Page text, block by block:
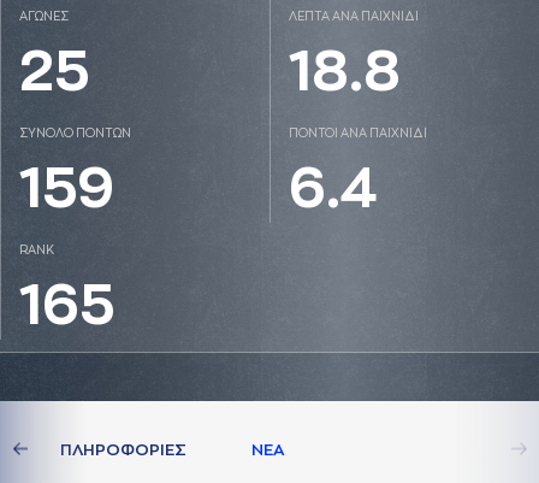
ΑΓΩΝΕΣ
25
ΛΕΠΤΑ ΑΝΑ ΠΑΙΧΝΙΔΙ
18.8
ΣΥΝΟΛΟ ΠΟΝΤΩΝ
159
ΠΟΝΤΟΙ ΑΝΑ ΠΑΙΧΝΙΔΙ
6.4
RANK
165
ΠΛΗΡΟΦΟΡΙΕΣ ΝΕA